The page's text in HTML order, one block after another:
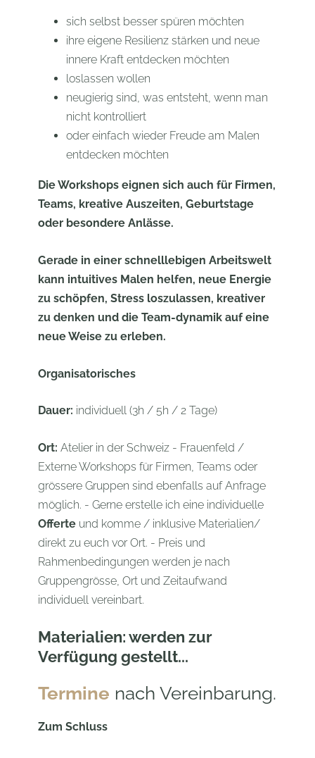
sich selbst besser spüren möchten
ihre eigene Resilienz stärken und neue
innere Kraft entdecken möchten
loslassen wollen
neugierig sind, was entsteht, wenn man
nicht kontrolliert
oder einfach wieder Freude am Malen
entdecken möchten
Die Workshops eignen sich auch für Firmen,
Teams, kreative Auszeiten, Geburtstage
oder besondere Anlässe.
Gerade in einer schnelllebigen Arbeitswelt
kann intuitives Malen helfen, neue Energie
zu schöpfen, Stress loszulassen, kreativer
zu denken und die Team-dynamik auf eine
neue Weise zu erleben.
Organisatorisches
Dauer: individuell (3h / 5h / 2 Tage)
Ort: Atelier in der Schweiz - Frauenfeld /
Externe Workshops für Firmen, Teams oder
grössere Gruppen sind ebenfalls auf Anfrage
möglich. - Gerne erstelle ich eine individuelle
Offerteund komme / inklusive Materialien/
direkt zu euch vor Ort. - Preis und
Rahmenbedingungen werden je nach
Gruppengrösse, Ort und Zeitaufwand
individuell vereinbart.
Materialien:werden zur
Verfügung gestellt...
Termine nach Vereinbarung.
Zum Schluss